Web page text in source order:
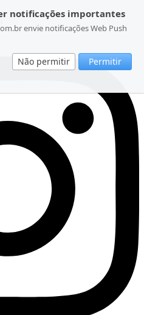
notificações importantes
envie notificações Web Push
Não permitir Permitir